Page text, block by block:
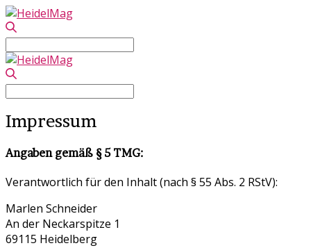
Search
for:
Search
for:
Impressum
Angaben gemäß § 5 TMG:
Verantwortlich für den Inhalt (nach § 55 Abs. 2 RStV):
Marlen Schneider
An der Neckarspitze 1
69115 Heidelberg